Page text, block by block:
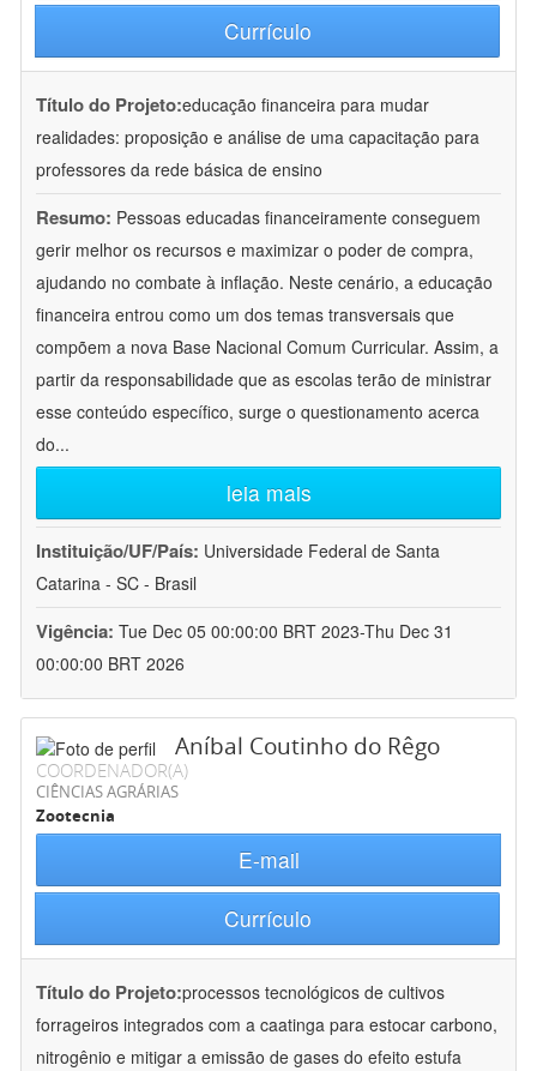
Currículo
Título do Projeto:educação financeira para mudar
realidades: proposição e análise de uma capacitação para
professores da rede básica de ensino
Resumo: Pessoas educadas financeiramente conseguem
gerir melhor os recursos e maximizar o poder de compra,
ajudando no combate à inflação. Neste cenário, a educação
financeira entrou como um dos temas transversais que
compõem a nova Base Nacional Comum Curricular. Assim, a
partir da responsabilidade que as escolas terão de ministrar
esse conteúdo específico, surge o questionamento acerca
do...
leia mais
Instituição/UF/País: Universidade Federal de Santa
Catarina - SC - Brasil
Vigência: Tue Dec 05 00:00:00 BRT 2023-Thu Dec 31
00:00:00 BRT 2026
Aníbal Coutinho do Rêgo
COORDENADOR(A)
CIÊNCIAS AGRÁRIAS
Zootecnia
E-mail
Currículo
Título do Projeto:processos tecnológicos de cultivos
forrageiros integrados com a caatinga para estocar carbono,
nitrogênio e mitigar a emissão de gases do efeito estufa